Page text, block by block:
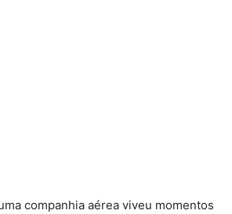
companhia aérea viveu momentos